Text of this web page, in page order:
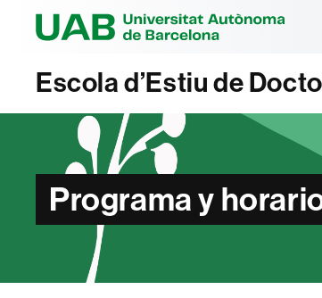
Escola d’Estiu de
Programa y